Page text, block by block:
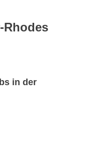
in der
Rhodes